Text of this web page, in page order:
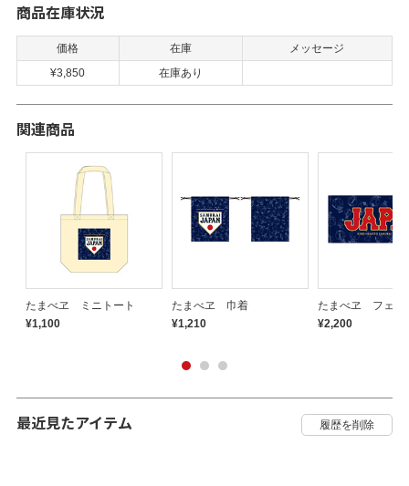
商品在庫状況
価格 在庫
メッセージ
¥3,850
在庫あり
関連商品
たまべヱ ミニトート
¥1,100
たまべヱ 巾着
¥1,210
たまべヱ フェイ
¥2,200
最近見たアイテム